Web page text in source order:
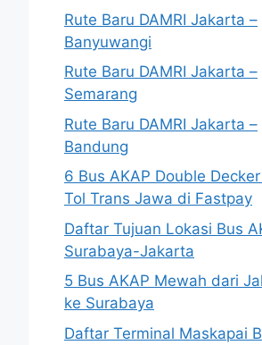
Rute Baru DAMRI Jakarta –
Banyuwangi
Rute Baru DAMRI Jakarta –
Semarang
Rute Baru DAMRI Jakarta –
Bandung
6 Bus AKAP Double
Tol Trans Jawa di Fastpay
Daftar Tujuan Lokasi Bus
Surabaya-Jakarta
5 Bus AKAP Mewah dari
ke Surabaya
Daftar Terminal Maskapai